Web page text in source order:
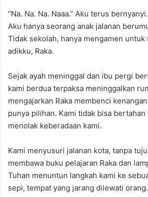
“Na. Na. Na. Naaa.” Aku terus
Aku hanya seorang anak jalanan
Tidak sekolah, hanya mengamen untuk
adikku, Raka.
Sejak ayah meninggal dan ibu pergi
kami berdua terpaksa meninggalkan
mengajarkan Raka membenci
punya pilihan. Kami tidak bisa bertahan
menolak keberadaan kami.
Kami menyusuri jalanan kota, tanpa
membawa buku pelajaran Raka dan
Tuhan menuntun langkah kami ke
sepi, tempat yang jarang dilewati